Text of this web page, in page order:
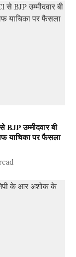
उम्मीदवार बी
याचिका पर फैसला